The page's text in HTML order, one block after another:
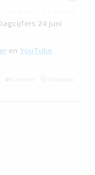
24 juni
en YouTube.